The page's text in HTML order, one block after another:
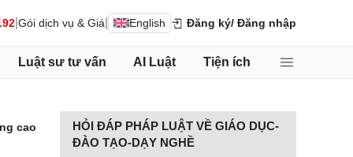
Gói dịch vụ & Giá English Đăng ký/ Đăng nhập
Luật sư tư vấn AI Luật Tiện ích
cao
HỎI ĐÁP PHÁP LUẬT VỀ GIÁO DỤC-
ĐÀO TẠO-DẠY NGHỀ